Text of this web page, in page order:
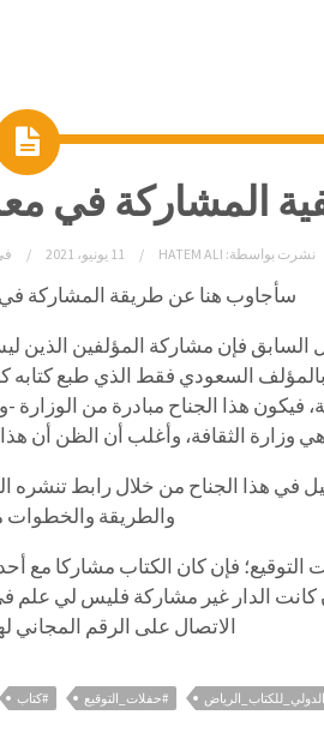
المشاركة في
نشرت بواسطة: HATEM ALI 11 يونيو، 2021
سأجاوب هنا عن طريقة المشاركة
السابق فإن مشاركة المؤلفين
السعودي فقط الذي طبع كتابه
هذا الجناح مبادرة من الوزارة -
هي وزارة الثقافة، وأغلب أن الظن أن
في هذا الجناح من خلال رابط تنشره
والطريقة والخطوات
التوقيع؛ فإن كان الكتاب مشاركا مع
كانت الدار غير مشاركة فليس لي
الاتصال على الرقم المجاني لهيئة
#حفلات_التوقيع #كتاب